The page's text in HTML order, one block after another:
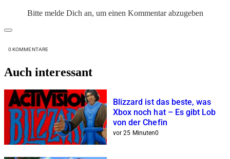
Bitte melde Dich an, um einen Kommentar abzugeben
0 KOMMENTARE
Auch interessant
Blizzard ist das beste, was
Xbox noch hat – Es gibt Lob
von der Chefin
vor 25 Minuten0